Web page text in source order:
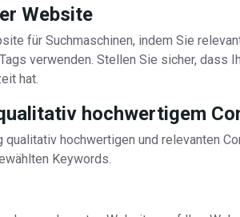
Website
für Suchmaschinen, indem Sie
verwenden. Stellen Sie sicher, dass
hat.
hochwertigem
hochwertigen und relevanten
Keywords.